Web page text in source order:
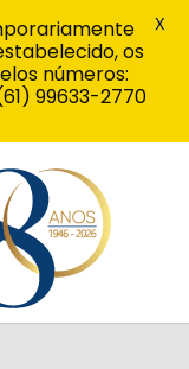
os
números:
99633-2770
X